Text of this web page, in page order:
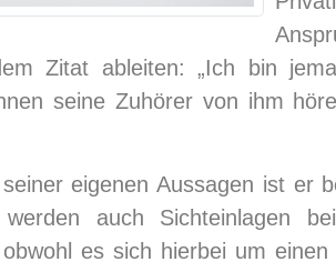
Zitat ableiten: „Ich bin
seine Zuhörer von ihm
eigenen Aussagen ist er
auch Sichteinlagen
es sich hierbei um